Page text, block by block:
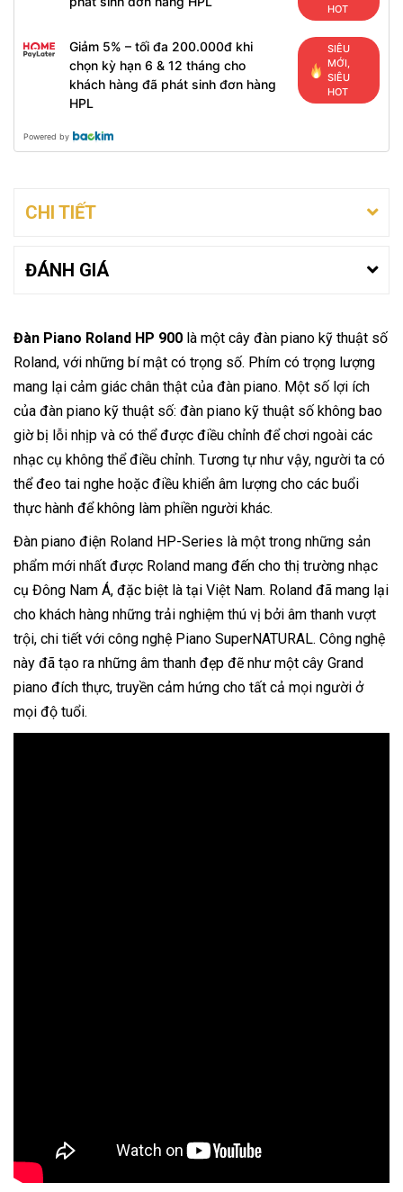
HOT
Giảm 5% – tối đa 200.000đ khi
chọn kỳ hạn 6 & 12 tháng cho
khách hàng đã phát sinh đơn hàng
HPL
SIÊU
MỚI,
SIÊU
HOT
Powered by
CHI TIẾT
ĐÁNH GIÁ
Đàn Piano Roland HP 900 là một cây đàn piano kỹ thuật số
Roland, với những bí mật có trọng số. Phím có trọng lượng
mang lại cảm giác chân thật của đàn piano. Một số lợi ích
của đàn piano kỹ thuật số: đàn piano kỹ thuật số không bao
giờ bị lỗi nhịp và có thể được điều chỉnh để chơi ngoài các
nhạc cụ không thể điều chỉnh. Tương tự như vậy, người ta có
thể đeo tai nghe hoặc điều khiển âm lượng cho các buổi
thực hành để không làm phiền người khác.
Đàn piano điện Roland HP-Series là một trong những sản
phẩm mới nhất được Roland mang đến cho thị trường nhạc
cụ Đông Nam Á, đặc biệt là tại Việt Nam. Roland đã mang lại
cho khách hàng những trải nghiệm thú vị bởi âm thanh vượt
trội, chi tiết với công nghệ Piano SuperNATURAL. Công nghệ
này đã tạo ra những âm thanh đẹp đẽ như một cây Grand
piano đích thực, truyền cảm hứng cho tất cả mọi người ở
mọi độ tuổi.